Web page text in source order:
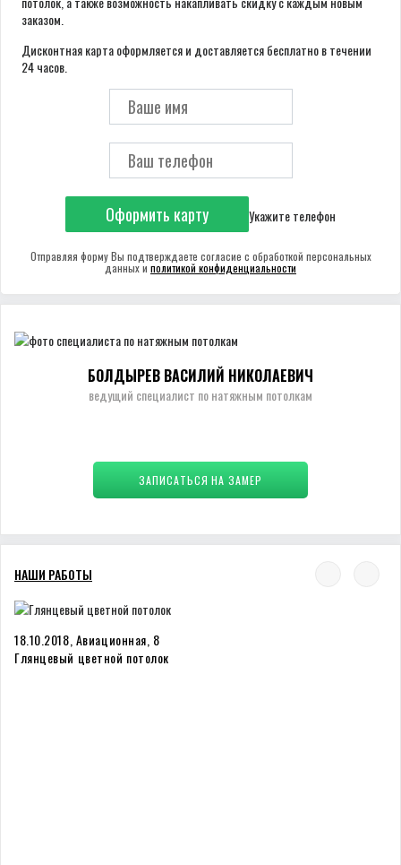
заказом.
Дисконтная карта оформляется и доставляется бесплатно в течении
24 часов.
Оформить карту Укажите телефон
Отправляя форму Вы подтверждаете согласие с обработкой персональных
данных и политикой конфиденциальности
БОЛДЫРЕВ ВАСИЛИЙ НИКОЛАЕВИЧ
ведущий специалист по натяжным потолкам
ЗАПИСАТЬСЯ НА ЗАМЕР
НАШИ РАБОТЫ
18.10.2018, Авиационная, 8
Глянцевый цветной потолок